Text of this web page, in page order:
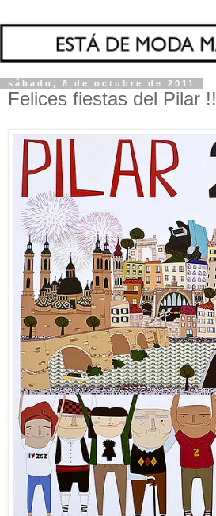
sábado, 8 de octubre de 2011
Felices fiestas del Pilar !!